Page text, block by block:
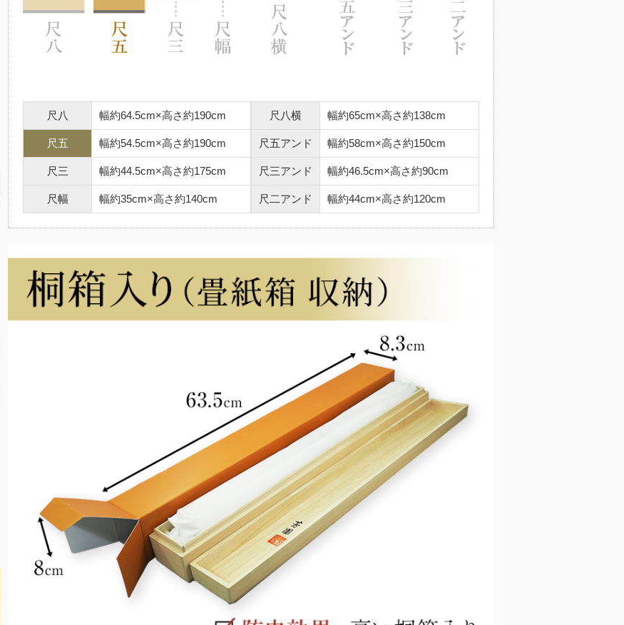
尺八 幅約64.5cm×高さ約190cm
尺五 幅約54.5cm×高さ約190cm
尺三 幅約44.5cm×高さ約175cm
尺幅 幅約35cm×高さ約140cm
尺八横 幅約65cm×高さ約138cm
尺五アンド 幅約58cm×高さ約150cm
尺三アンド 幅約46.5cm×高さ約90cm
尺二アンド 幅約44cm×高さ約120cm